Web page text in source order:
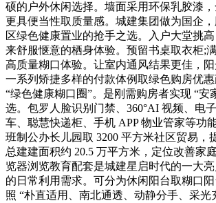
硕的户外休闲选择。墙面采用环保乳胶漆
更具便当性取质量感。城建集团做为国企
区绿色健康置业的抢手之选。入户大堂挑
来舒服惬意的栖身体验。预留书桌取衣柜;
高质量糊口体验。让室内通风结果更佳，
一系列矫捷多样的付款体例取绿色购房优
“绿色健康糊口圈”。是刚需购房者实现 “安
选。包罗人脸识别门禁、360°AI 视频、电
车、聪慧快递柜、手机 APP 物业管家等功
班制公办长儿园取 3200 平方米社区贸易，
总建建面积约 20.5 万平方米，定位改善家
览器浏览教育配套是城建星启时代的一大
的日常利用需求。可分为休闲阳台取糊口
照 “朴直适用、南北通透、动静分手、采光